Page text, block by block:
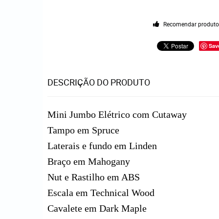
Recomendar produto
DESCRIÇÃO DO PRODUTO
Mini Jumbo Elétrico com Cutaway
Tampo em Spruce
Laterais e fundo em Linden
Braço em Mahogany
Nut e Rastilho em ABS
Escala em Technical Wood
Cavalete em Dark Maple